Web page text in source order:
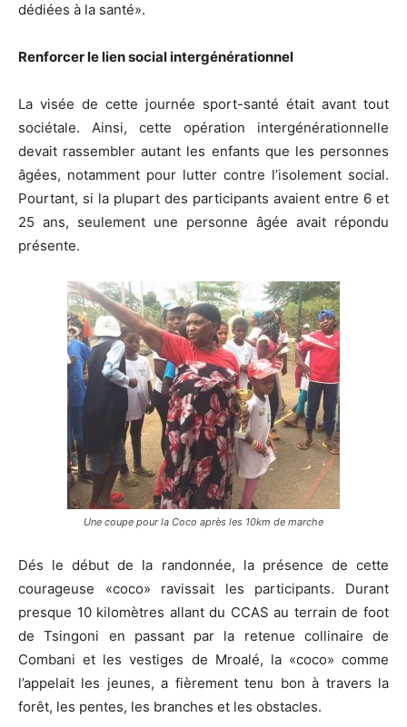
dédiées à la santé».
Renforcer le lien social intergénérationnel
La visée de cette journée sport-santé était avant tout
sociétale. Ainsi, cette opération intergénérationnelle
devait rassembler autant les enfants que les personnes
âgées, notamment pour lutter contre l’isolement social.
Pourtant, si la plupart des participants avaient entre 6 et
25 ans, seulement une personne âgée avait répondu
présente.
Une coupe pour la Coco après les 10km de marche
Dés le début de la randonnée, la présence de cette
courageuse «coco» ravissait les participants. Durant
presque 10 kilomètres allant du CCAS au terrain de foot
de Tsingoni en passant par la retenue collinaire de
Combani et les vestiges de Mroalé, la «coco» comme
l’appelait les jeunes, a fièrement tenu bon à travers la
forêt, les pentes, les branches et les obstacles.